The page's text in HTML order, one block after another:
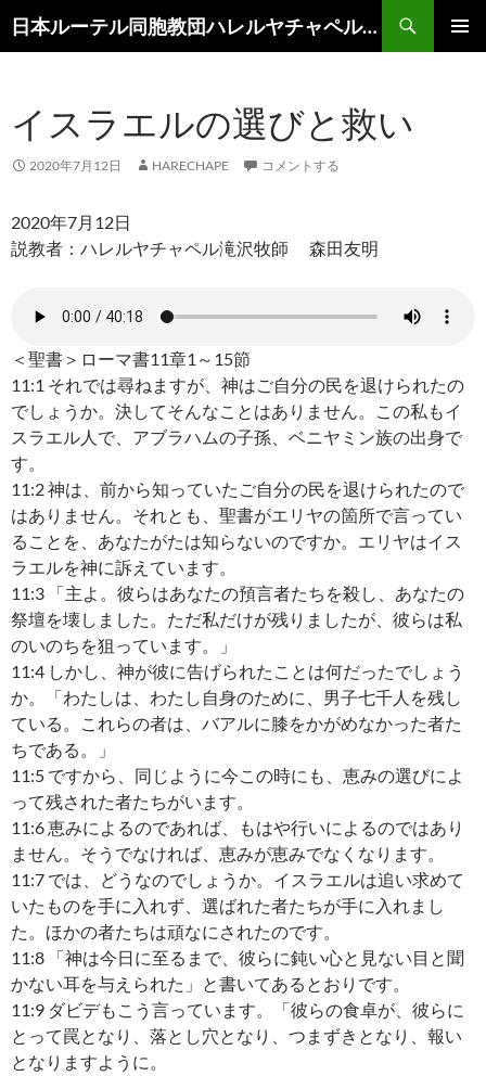
ン
ス
ッ
プ
日本ルーテル同胞教団ハレルヤチャペル滝沢
索
イスラエルの選びと救い
2020年7月12日 HARECHAPE コメントする
2020年7月12日
説教者：ハレルヤチャペル滝沢牧師 森田友明
＜聖書＞ローマ書11章1～15節
11:1 それでは尋ねますが、神はご自分の民を退けられたの
でしょうか。決してそんなことはありません。この私もイ
スラエル人で、アブラハムの子孫、ベニヤミン族の出身で
す。
11:2 神は、前から知っていたご自分の民を退けられたので
はありません。それとも、聖書がエリヤの箇所で言ってい
ることを、あなたがたは知らないのですか。エリヤはイス
ラエルを神に訴えています。
11:3 「主よ。彼らはあなたの預言者たちを殺し、あなたの
祭壇を壊しました。ただ私だけが残りましたが、彼らは私
のいのちを狙っています。」
11:4 しかし、神が彼に告げられたことは何だったでしょう
か。「わたしは、わたし自身のために、男子七千人を残し
ている。これらの者は、バアルに膝をかがめなかった者た
ちである。」
11:5 ですから、同じように今この時にも、恵みの選びによ
って残された者たちがいます。
11:6 恵みによるのであれば、もはや行いによるのではあり
ません。そうでなければ、恵みが恵みでなくなります。
11:7 では、どうなのでしょうか。イスラエルは追い求めて
いたものを手に入れず、選ばれた者たちが手に入れまし
た。ほかの者たちは頑なにされたのです。
11:8 「神は今日に至るまで、彼らに鈍い心と見ない目と聞
かない耳を与えられた」と書いてあるとおりです。
11:9 ダビデもこう言っています。「彼らの食卓が、彼らに
とって罠となり、落とし穴となり、つまずきとなり、報い
となりますように。